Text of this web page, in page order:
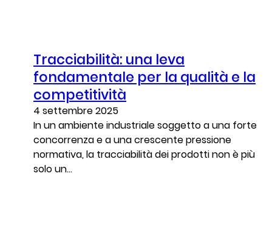
Tracciabilità: una leva
fondamentale per la qualità e la
competitività
4 settembre 2025
In un ambiente industriale soggetto a una forte
concorrenza e a una crescente pressione
normativa, la tracciabilità dei prodotti non è più
solo un...